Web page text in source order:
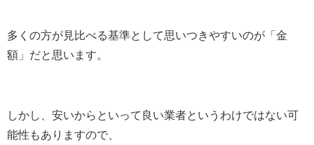
多くの方が見比べる基準として思いつきやすいのが「金
額」だと思います。
しかし、安いからといって良い業者というわけではない可
能性もありますので、